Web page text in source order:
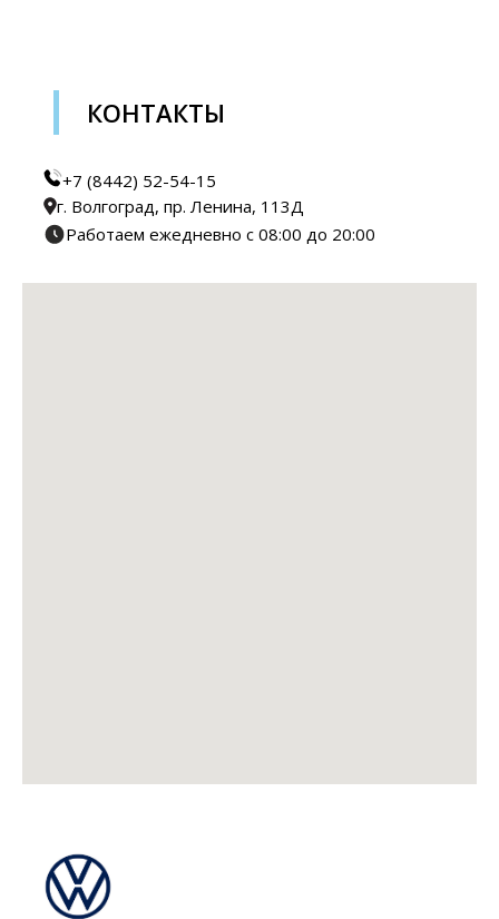
КОНТАКТЫ
+7 (8442) 52-54-15
г. Волгоград, пр. Ленина, 113Д
Работаем ежедневно с 08:00 до 20:00